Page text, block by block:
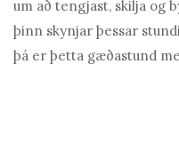
um að tengjast, skilja og
þinn skynjar þessar
þá er þetta gæðastund